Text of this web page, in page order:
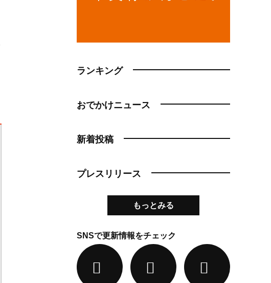
ランキング
おでかけニュース
新着投稿
プレスリリース
もっとみる
SNSで更新情報をチェック